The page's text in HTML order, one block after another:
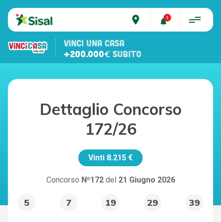
place
VINCI UNA CASA
+200.000€ SUBITO
Dettaglio Concorso
172/26
Vinti 8.215 €
Concorso Nº172 del 21 Giugno 2026
5 7 19 29 39